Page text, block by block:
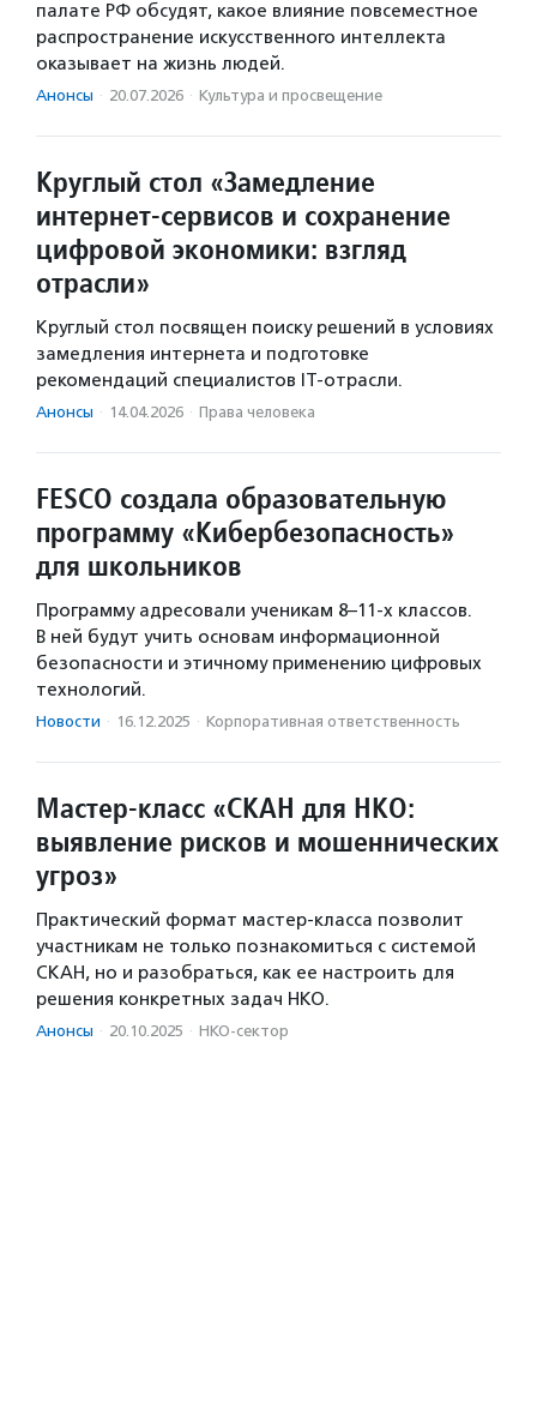
палате РФ обсудят, какое влияние повсеместное
распространение искусственного интеллекта
оказывает на жизнь людей.
Анонсы · 20.07.2026 · Культура и просвещение
Круглый стол «Замедление
интернет-сервисов и сохранение
цифровой экономики: взгляд
отрасли»
Круглый стол посвящен поиску решений в условиях
замедления интернета и подготовке
рекомендаций специалистов IТ-отрасли.
Анонсы · 14.04.2026 · Права человека
FESCO создала образовательную
программу «Кибербезопасность»
для школьников
Программу адресовали ученикам 8–11-х классов.
В ней будут учить основам информационной
безопасности и этичному применению цифровых
технологий.
Новости · 16.12.2025 · Корпоративная ответственность
Мастер-класс «СКАН для НКО:
выявление рисков и мошеннических
угроз»
Практический формат мастер-класса позволит
участникам не только познакомиться с системой
СКАН, но и разобраться, как ее настроить для
решения конкретных задач НКО.
Анонсы · 20.10.2025 · НКО-сектор